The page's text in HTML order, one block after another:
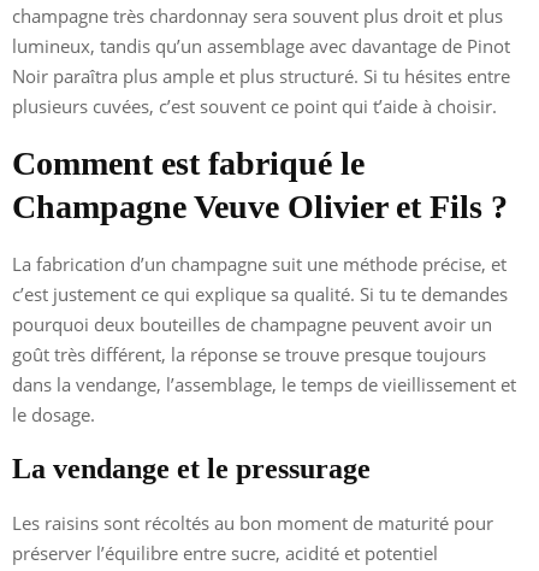
champagne très chardonnay sera souvent plus droit et plus
lumineux, tandis qu’un assemblage avec davantage de Pinot
Noir paraîtra plus ample et plus structuré. Si tu hésites entre
plusieurs cuvées, c’est souvent ce point qui t’aide à choisir.
Comment est fabriqué le
Champagne Veuve Olivier et Fils ?
La fabrication d’un champagne suit une méthode précise, et
c’est justement ce qui explique sa qualité. Si tu te demandes
pourquoi deux bouteilles de champagne peuvent avoir un
goût très différent, la réponse se trouve presque toujours
dans la vendange, l’assemblage, le temps de vieillissement et
le dosage.
La vendange et le pressurage
Les raisins sont récoltés au bon moment de maturité pour
préserver l’équilibre entre sucre, acidité et potentiel